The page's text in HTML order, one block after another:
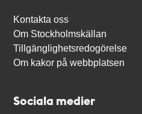
Kontakta oss
Om Stockholmskällan
Tillgänglighetsredogörelse
Om kakor på webbplatsen
Sociala medier